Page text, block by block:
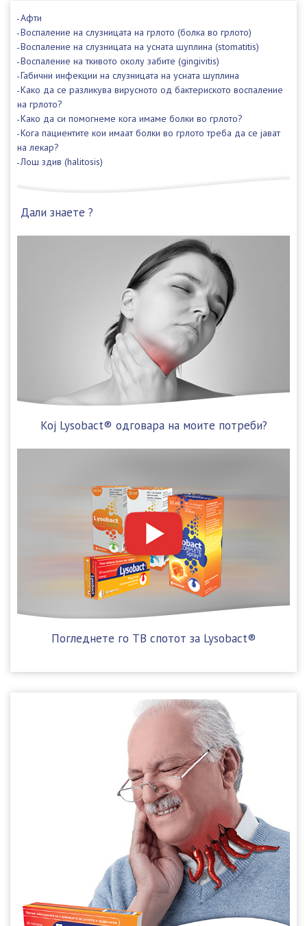
Афти
Воспаление на слузницата на грлото (болка во грлото)
Воспаление на слузницата на усната шуплина (stomatitis)
Воспаление на ткивото околу забите (gingivitis)
Габични инфекции на слузницата на усната шуплина
Како да се разликува вирусното од бактериското воспаление
на грлото?
Како да си помогнеме кога имаме болки во грлото?
Кога пациентите кои имаат болки во грлото треба да се јават
на лекар?
Лош здив (halitosis)
Дали знаете ?
Koј Lysobact® одговара на моите потреби?
Погледнете го ТВ спотот за Lysobact®